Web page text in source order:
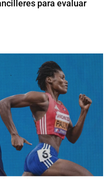
para evaluar